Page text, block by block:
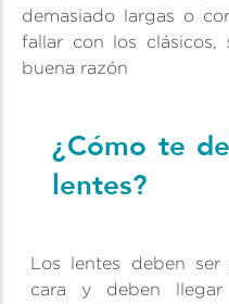
demasiado largas o
fallar con los clásicos,
buena razón
¿Cómo te
lentes?
Los lentes deben
cara y deben llegar